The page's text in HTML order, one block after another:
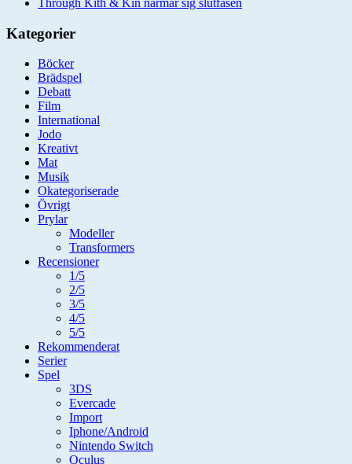
Through Kith & Kin närmar sig slutfasen
Kategorier
Böcker
Brädspel
Debatt
Film
International
Jodo
Kreativt
Mat
Musik
Okategoriserade
Övrigt
Prylar
Modeller
Transformers
Recensioner
1/5
2/5
3/5
4/5
5/5
Rekommenderat
Serier
Spel
3DS
Evercade
Import
Iphone/Android
Nintendo Switch
Oculus